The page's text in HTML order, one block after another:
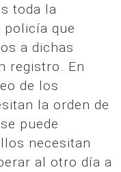
toda la
que
a dichas
registro. En
de los
la orden de
puede
necesitan
al otro día a